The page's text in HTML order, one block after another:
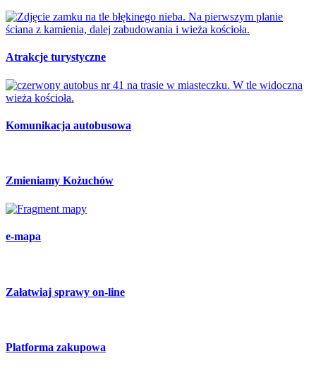
Atrakcje turystyczne
Komunikacja autobusowa
Zmieniamy Kożuchów
e-mapa
Załatwiaj sprawy on-line
Platforma zakupowa